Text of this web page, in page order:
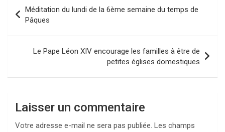
de
l’article
Méditation du lundi de la 6ème semaine du temps de
Pâques
Le Pape Léon XIV encourage les familles à être de
petites églises domestiques
Laisser un commentaire
Votre adresse e-mail ne sera pas publiée. Les champs